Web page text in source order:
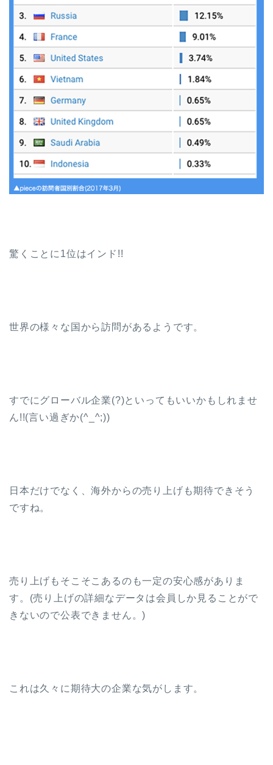
驚くことに1位はインド!!
世界の様々な国から訪問があるようです。
すでにグローバル企業(?)といってもいいかもしれませ
ん!!(言い過ぎか(^_^;))
日本だけでなく、海外からの売り上げも期待できそう
ですね。
売り上げもそこそこあるのも一定の安心感がありま
す。(売り上げの詳細なデータは会員しか見ることがで
きないので公表できません。)
これは久々に期待大の企業な気がします。